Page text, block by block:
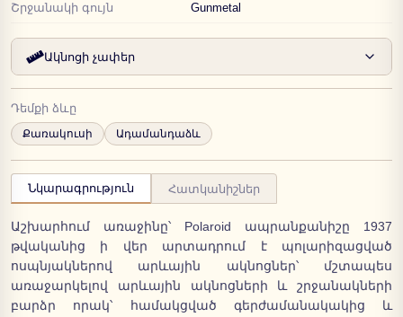
Շրջանակի գույն Gunmetal
Ակնոցի չափեր
Դեմքի ձևը
Քառակուսի Ադամանդաձև
Նկարագրություն Հատկանիշներ
Աշխարհում առաջինը՝ Polaroid ապրանքանիշը 1937
թվականից ի վեր արտադրում է պոլարիզացված
ոսպնյակներով արևային ակնոցներ՝ մշտապես
առաջարկելով արևային ակնոցների և շրջանակների
բարձր որակ՝ համակցված գերժամանակակից և